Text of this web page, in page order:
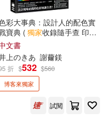
(3)
販(4)
(4)
(4)
彩大事典：設計人的配色實
寶典 (獨家收錄隨手查 印刷
色表 / 傳統色 / 慣用色 / 螢光
粉色票)
文書
上のきあ 謝薾鎂
折 $532 $560
博客來獨家
試閱